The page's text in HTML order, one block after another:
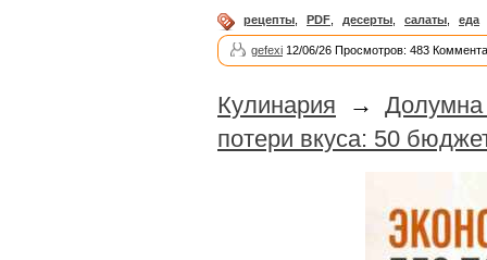
рецепты, PDF, десерты, салаты, еда
gefexi 12/06/26 Просмотров: 483
Кулинария →
потери вкуса: 50